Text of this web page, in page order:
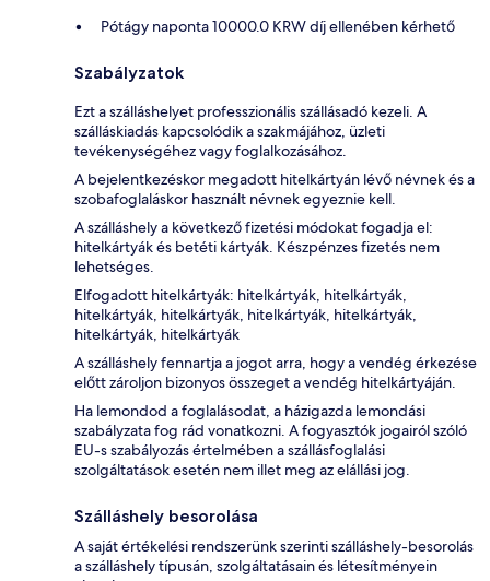
Pótágy naponta 10000.0 KRW díj ellenében kérhető
Szabályzatok
Ezt a szálláshelyet professzionális szállásadó kezeli. A
szálláskiadás kapcsolódik a szakmájához, üzleti
tevékenységéhez vagy foglalkozásához.
A bejelentkezéskor megadott hitelkártyán lévő névnek és a
szobafoglaláskor használt névnek egyeznie kell.
A szálláshely a következő fizetési módokat fogadja el:
hitelkártyák és betéti kártyák. Készpénzes fizetés nem
lehetséges.
Elfogadott hitelkártyák: hitelkártyák, hitelkártyák,
hitelkártyák, hitelkártyák, hitelkártyák, hitelkártyák,
hitelkártyák, hitelkártyák
A szálláshely fennartja a jogot arra, hogy a vendég érkezése
előtt zároljon bizonyos összeget a vendég hitelkártyáján.
Ha lemondod a foglalásodat, a házigazda lemondási
szabályzata fog rád vonatkozni. A fogyasztók jogairól szóló
EU-s szabályozás értelmében a szállásfoglalási
szolgáltatások esetén nem illet meg az elállási jog.
Szálláshely besorolása
A saját értékelési rendszerünk szerinti szálláshely-besorolás
a szálláshely típusán, szolgáltatásain és létesítményein